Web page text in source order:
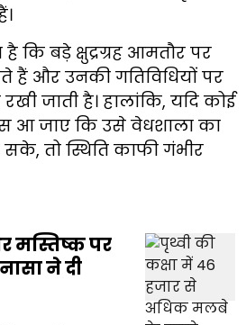
कि बड़े क्षुद्रग्रह आमतौर पर
हैं और उनकी गतिविधियों पर
जाती है। हालांकि, यदि कोई
आ जाए कि उसे वेधशाला का
तो स्थिति काफी गंभीर
मस्तिष्क पर
ने दी